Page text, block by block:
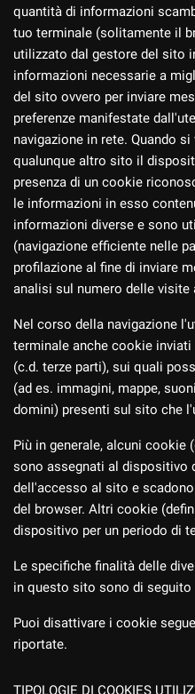
ACQUISTIAMO USATO
ASSISTENZA
CONTATTI
NEWS
AREA COMMERCIANTI
quantità di informazioni
tuo terminale (solitamente il
utilizzato dal gestore del sito
informazioni necessarie a
del sito ovvero per inviare
preferenze manifestate
navigazione in rete. Quando
qualunque altro sito il
presenza di un cookie
le informazioni in esso
informazioni diverse e sono
(navigazione efficiente nelle
profilazione al fine di inviare
analisi sul numero delle visite
Nel corso della navigazione
terminale anche cookie
(c.d. terze parti), sui quali
(ad es. immagini, mappe,
domini) presenti sul sito che
Più in generale, alcuni
sono assegnati al dispositivo
dell'accesso al sito e
del browser. Altri cookie
dispositivo per un periodo di
Le specifiche finalità delle
in questo sito sono di seguito
Puoi disattivare i cookie
riportate.
TIPOLOGIE DI COOKIES